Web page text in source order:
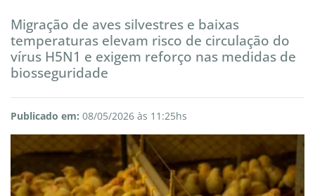
Migração de aves silvestres e baixas
temperaturas elevam risco de circulação do
vírus H5N1 e exigem reforço nas medidas de
biosseguridade
Publicado em: 08/05/2026 às 11:25hs